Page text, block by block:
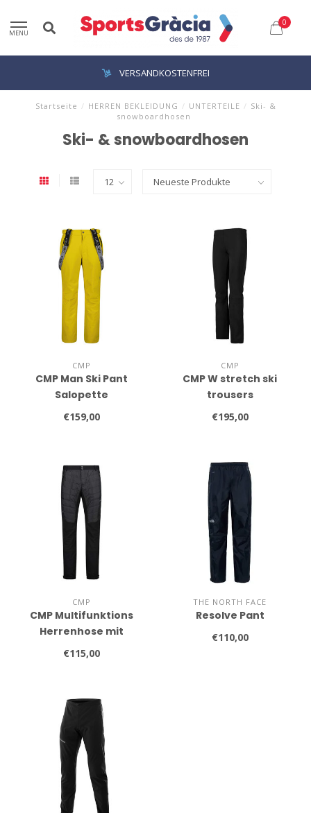
MENU
0
VERSANDKOSTENFREI
Startseite / HERREN BEKLEIDUNG / UNTERTEILE / Ski- &
snowboardhosen
Ski- & snowboardhosen
CMP
CMP Man Ski Pant
Salopette
€159,00
CMP
CMP W stretch ski
trousers
€195,00
CMP
CMP Multifunktions
Herrenhose mit
PrimaLoft
€115,00
THE NORTH FACE
Resolve Pant
€110,00